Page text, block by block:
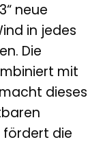
neue
in jedes
Die
mit
dieses
fördert die